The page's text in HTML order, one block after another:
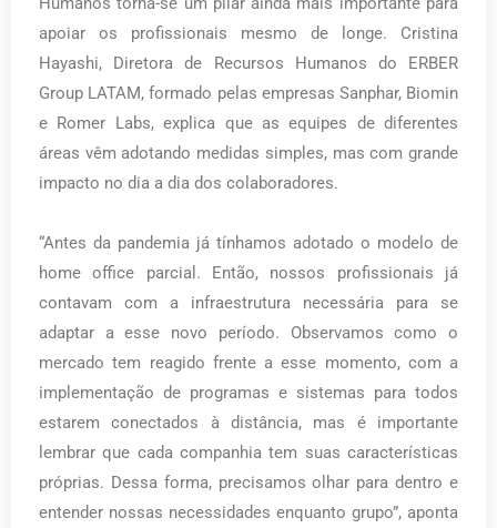
apoiar os profissionais mesmo de longe. Cristina
Hayashi, Diretora de Recursos Humanos do ERBER
Group LATAM, formado pelas empresas Sanphar, Biomin
e Romer Labs, explica que as equipes de diferentes
áreas vêm adotando medidas simples, mas com grande
impacto no dia a dia dos colaboradores.
“Antes da pandemia já tínhamos adotado o modelo de
home office parcial. Então, nossos profissionais já
contavam com a infraestrutura necessária para se
adaptar a esse novo período. Observamos como o
mercado tem reagido frente a esse momento, com a
implementação de programas e sistemas para todos
estarem conectados à distância, mas é importante
lembrar que cada companhia tem suas características
próprias. Dessa forma, precisamos olhar para dentro e
entender nossas necessidades enquanto grupo”, aponta